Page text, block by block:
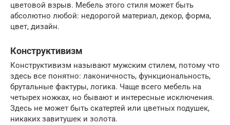
цветовой взрыв. Мебель этого стиля может быть
абсолютно любой: недорогой материал, декор, форма,
цвет, дизайн.
Конструктивизм
Конструктивизм называют мужским стилем, потому что
здесь все понятно: лаконичность, функциональность,
брутальные фактуры, логика. Чаще всего мебель на
четырех ножках, но бывают и интересные исключения.
Здесь не может быть скатертей или цветных подушек,
никаких завитушек и золота.